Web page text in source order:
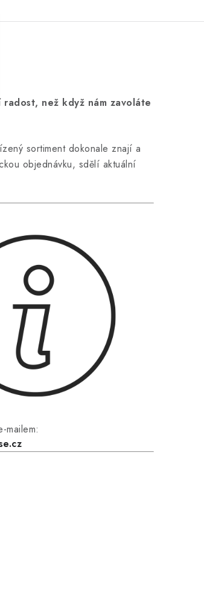
než když nám zavoláte
sortiment dokonale znají a
objednávku, sdělí aktuální
mailem: